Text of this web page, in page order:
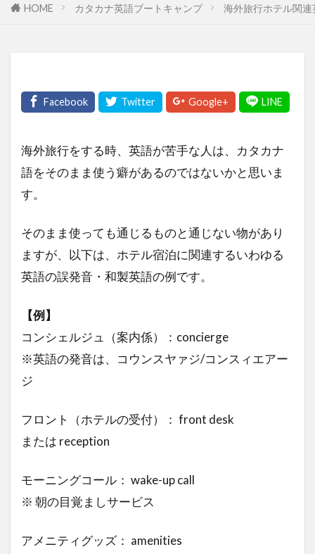
HOME カタカナ英語ブートキャンプ 海外旅行ホテル関
海外旅行をする時、英語が苦手な人は、カタカナ
語をそのまま使う癖があるのではないかと思いま
す。
そのまま使っても通じるものと通じない物があり
ますが、以下は、ホテル宿泊に関連するいわゆる
英語の誤発音・和製英語の例です。
【例】
コンシェルジュ（案内係）：concierge
※英語の発音は、コウンスヤァジ/コンスィエアー
ジ
フロント（ホテルの受付）： front desk
または reception
モーニングコール： wake-up call
※ 朝の目覚ましサービス
アメニティグッズ： amenities